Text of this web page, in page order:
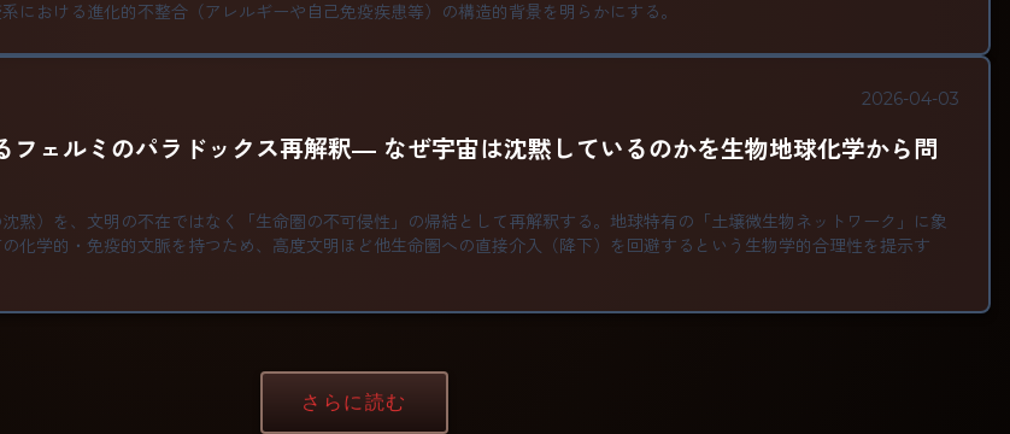
における進化的不整合（アレルギーや自己免疫疾患等）の構造的背景を明らかにする。
2026-04-03
フェルミのパラドックス再解釈― なぜ宇宙は沈黙しているのかを生物地球化学から問
黙）を、文明の不在ではなく「生命圏の不可侵性」の帰結として再解釈する。地球特有の「土壌微生物ネットワーク」に象
化学的・免疫的文脈を持つため、高度文明ほど他生命圏への直接介入（降下）を回避するという生物学的合理性を提示す
さらに読む